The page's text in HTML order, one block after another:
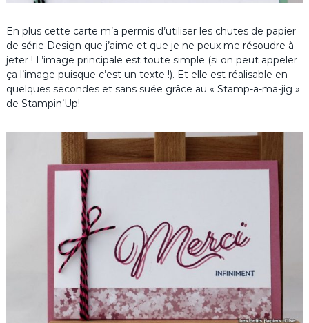
En plus cette carte m’a permis d’utiliser les chutes de papier
de série Design que j’aime et que je ne peux me résoudre à
jeter ! L’image principale est toute simple (si on peut appeler
ça l’image puisque c’est un texte !). Et elle est réalisable en
quelques secondes et sans suée grâce au « Stamp-a-ma-jig »
de Stampin’Up!